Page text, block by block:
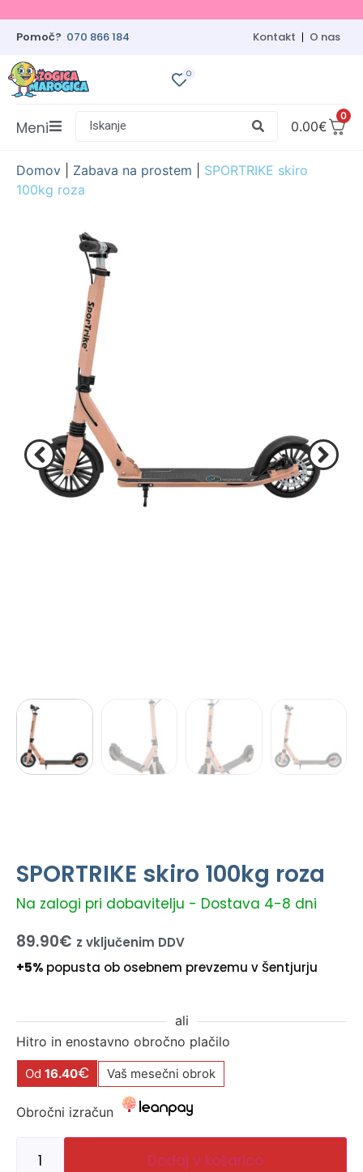
Pomoč? 070 866 184 Kontakt O nas
0
0
0.00€
Iskanje
Meni
Domov Zabava na prostem
SPORTRIKE skiro
100kg roza
SPORTRIKE skiro 100kg roza
Na zalogi pri dobavitelju - Dostava 4-8 dni
89.90€ z vključenim DDV
+5% popusta ob osebnem prevzemu v Šentjurju
ali
Hitro in enostavno obročno plačilo
Od 16.40€ Vaš mesečni obrok
Obročni izračun
Dodaj v košarico